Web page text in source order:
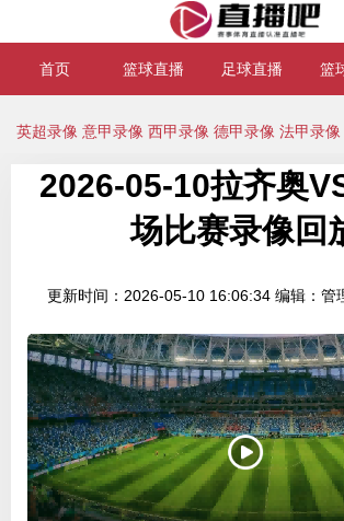
首页 篮球直播 足球直播 篮
英超录像 意甲录像 西甲录像 德甲录像 法甲录像
2026-05-10拉齐奥
场比赛录像回
更新时间：2026-05-10 16:06:34 编辑：管